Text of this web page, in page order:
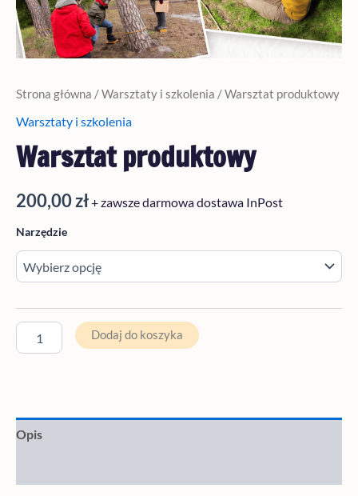
Strona główna /Warsztaty i szkolenia / Warsztat produktowy
Warsztaty i szkolenia
Warsztat produktowy
200,00zł+ zawsze darmowa dostawa InPost
Narzędzie
Dodaj do koszyka
Opis